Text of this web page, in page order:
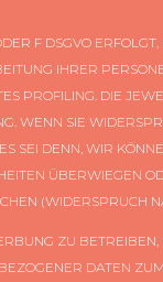
F DSGVO
IHRER
PROFILING. DIE
WENN SIE
SEI DENN, WIR
ÜBERWIEGEN
(WIDERSPRUCH
ZU BETREIBEN,
DATEN